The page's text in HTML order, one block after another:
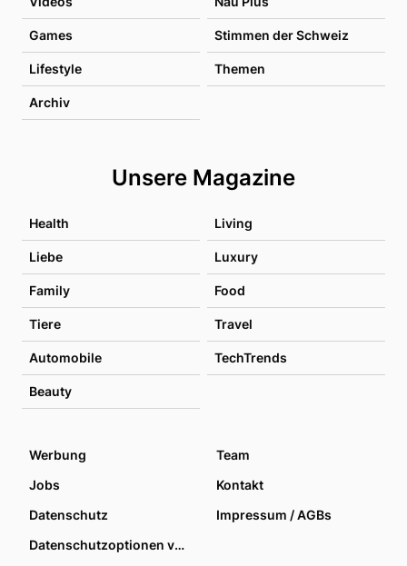
Games Stimmen der Schweiz
Lifestyle Themen
Archiv
Unsere Magazine
Health Living
Liebe Luxury
Family Food
Tiere Travel
Automobile TechTrends
Beauty
Werbung
Team
Jobs
Kontakt
Datenschutz
Impressum / AGBs
Datenschutzoptionen verwalten